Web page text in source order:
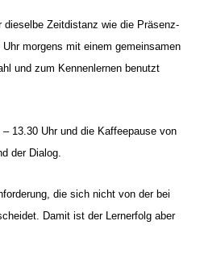
dieselbe Zeitdistanz wie die Präsenz-
morgens mit einem gemeinsamen
und zum Kennenlernen benutzt
13.30 Uhr und die Kaffeepause von
der Dialog.
die sich nicht von der bei
Damit ist der Lernerfolg aber